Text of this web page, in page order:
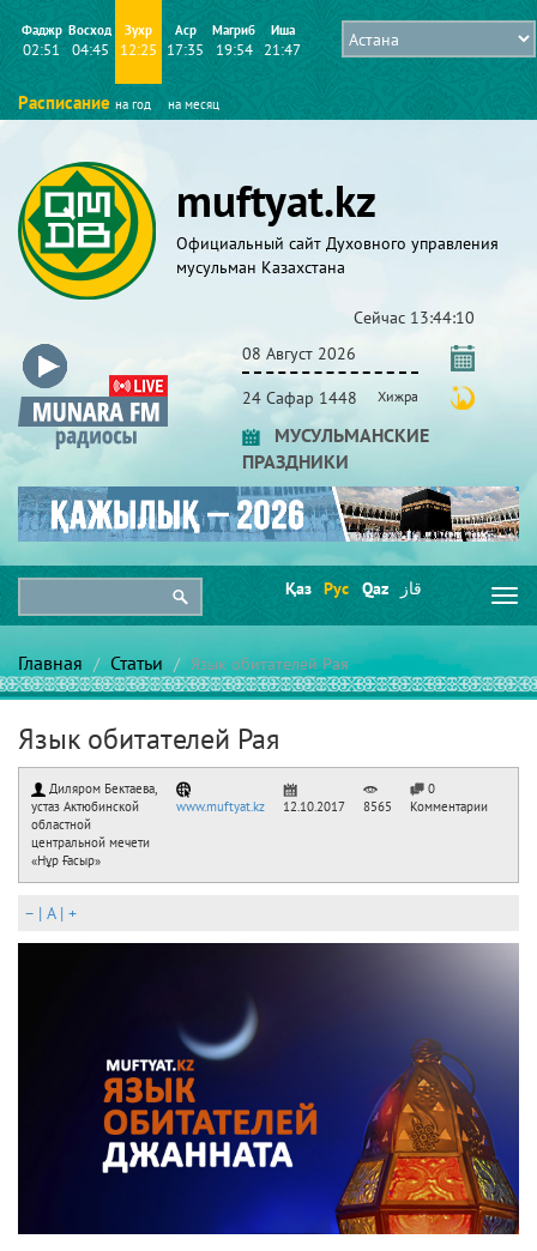
Фаджр
02:51
Восход
04:45
Зухр
12:25
Аср
17:35
Магриб
19:54
Иша
21:47
Расписание на год на месяц
muftyat.kz
Официальный сайт Духовного управления
мусульман Казахстана
Сейчас 13:44:10
08 Август 2026
24 Сафар 1448 Хижра
МУСУЛЬМАНСКИЕ
ПРАЗДНИКИ
Қаз Рус Qaz قاز
Главная Статьи Язык обитателей Рая
Язык обитателей Рая
Диляром Бектаева,
устаз Актюбинской
областной
центральной мечети
«Нұр Ғасыр»
www.muftyat.kz 12.10.2017 8565
0
Комментарии
– | A| +